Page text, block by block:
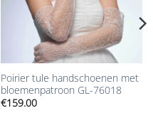
Poirier tule handschoenen met
bloemenpatroon GL-76018
€159.00